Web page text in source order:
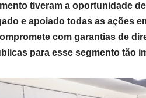
tiveram a oportunidade
e apoiado todas as ações
com garantias de
para esse segmento tão